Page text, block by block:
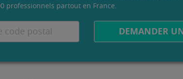
professionnels partout en France.
DEMANDER